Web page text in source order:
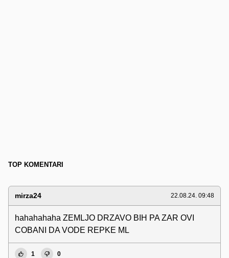
TOP KOMENTARI
mirza24 22.08.24. 09:48
hahahahaha ZEMLJO DRZAVO BIH PA ZAR OVI
COBANI DA VODE REPKE ML
1 0